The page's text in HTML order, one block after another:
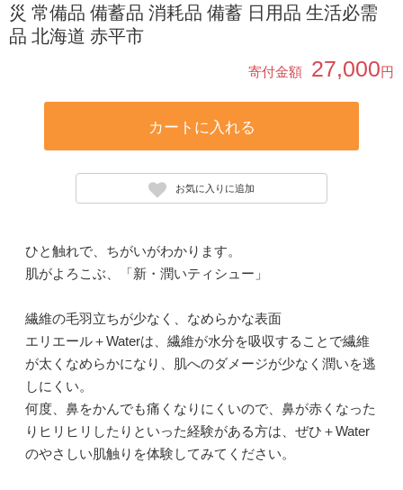
災 常備品 備蓄品 消耗品 備蓄 日用品 生活必需
品 北海道 赤平市
寄付金額 27,000円
カートに入れる
お気に入りに追加
ひと触れで、ちがいがわかります。
肌がよろこぶ、「新・潤いティシュー」
繊維の毛羽立ちが少なく、なめらかな表面
エリエール＋Waterは、繊維が水分を吸収することで繊維
が太くなめらかになり、肌へのダメージが少なく潤いを逃
しにくい。
何度、鼻をかんでも痛くなりにくいので、鼻が赤くなった
りヒリヒリしたりといった経験がある方は、ぜひ＋Water
のやさしい肌触りを体験してみてください。